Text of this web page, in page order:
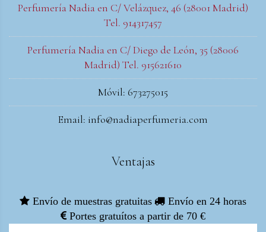
Perfumería Nadia en C/ Velázquez, 46 (28001 Madrid)
Tel. 914317457
Perfumería Nadia en C/ Diego de León, 35 (28006
Madrid) Tel. 915621610
Móvil: 673275015
Email: info@nadiaperfumeria.com
Ventajas
Envío de muestras gratuitas
Envío en 24 horas
Portes gratuítos a partir de 70 €